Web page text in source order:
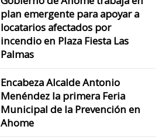
plan emergente para apoyar a
locatarios afectados por
incendio en Plaza Fiesta Las
Palmas
Encabeza Alcalde Antonio
Menéndez la primera Feria
Municipal de la Prevención en
Ahome